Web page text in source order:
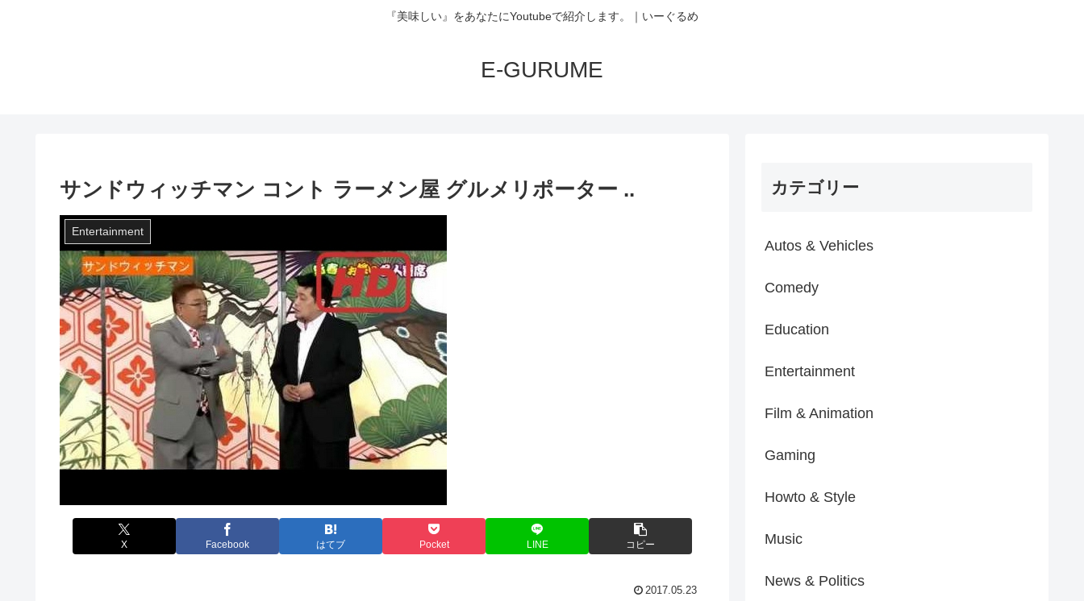
『美味しい』をあなたにYoutubeで紹介します。｜いーぐるめ
E-GURUME
サンドウィッチマン コント ラーメン屋 グルメリポーター ..
Entertainment
X Facebook はてブ Pocket LINE コピー
2017.05.23
カテゴリー
Autos & Vehicles
Comedy
Education
Entertainment
Film & Animation
Gaming
Howto & Style
Music
News & Politics